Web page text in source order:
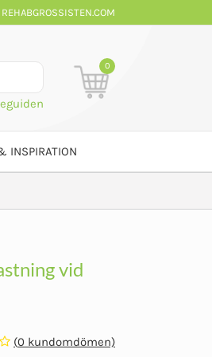
0
INSPIRATION
vid
(0 kundomdömen)